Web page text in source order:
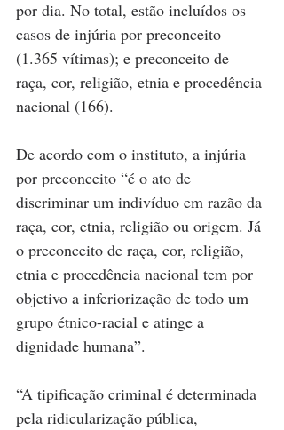
por dia. No total, estão incluídos os
casos de injúria por preconceito
(1.365 vítimas); e preconceito de
raça, cor, religião, etnia e procedência
nacional (166).
De acordo com o instituto, a injúria
por preconceito “é o ato de
discriminar um indivíduo em razão da
raça, cor, etnia, religião ou origem. Já
o preconceito de raça, cor, religião,
etnia e procedência nacional tem por
objetivo a inferiorização de todo um
grupo étnico-racial e atinge a
dignidade humana”.
“A tipificação criminal é determinada
pela ridicularização pública,